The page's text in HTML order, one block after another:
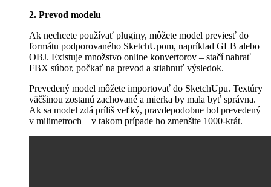
2. Prevod modelu
Ak nechcete používať pluginy, môžete model previesť do
formátu podporovaného SketchUpom, napríklad GLB alebo
OBJ. Existuje množstvo online konvertorov – stačí nahrať
FBX súbor, počkať na prevod a stiahnuť výsledok.
Prevedený model môžete importovať do SketchUpu. Textúry
väčšinou zostanú zachované a mierka by mala byť správna.
Ak sa model zdá príliš veľký, pravdepodobne bol prevedený
v milimetroch – v takom prípade ho zmenšite 1000-krát.